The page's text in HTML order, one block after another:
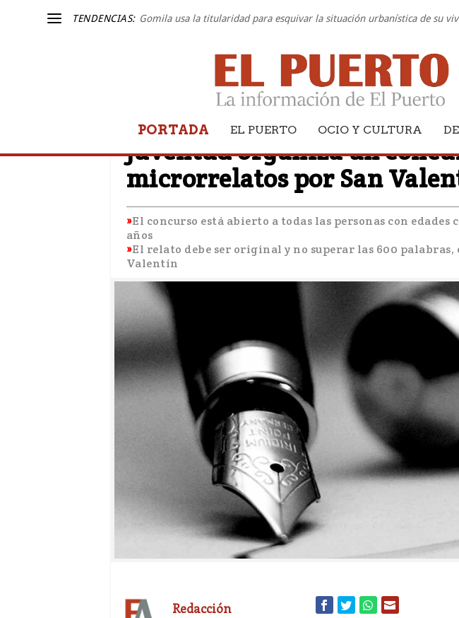
TENDENCIAS: Gomila usa la titularidad para esquivar la situación urbanística de su
PORTADA EL PUERTO OCIO Y CULTURA
CULTURA
Juventud organiza un
microrrelatos por San
El concurso está abierto a todas las personas con edades
años
El relato debe ser original y no superar las 600 palabras,
Valentín
Redacción